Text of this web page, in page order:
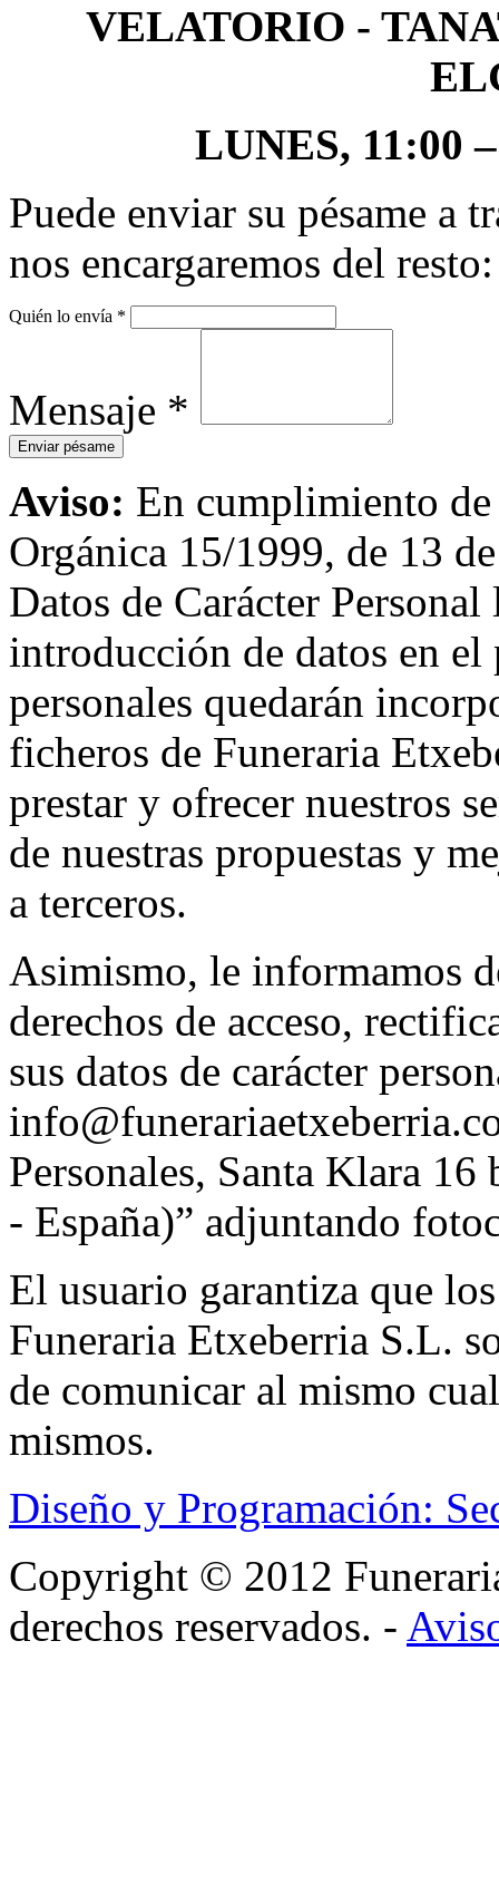
VELATORIO -
LUNES, 11:00
Puede enviar su pésame a
nos encargaremos del resto:
Quién lo envía *
Mensaje *
Aviso: En cumplimiento
Orgánica 15/1999, de 13
Datos de Carácter
introducción de datos en
personales quedarán
ficheros de Funeraria
prestar y ofrecer nuestros
de nuestras propuestas y
a terceros.
Asimismo, le informamos
derechos de acceso,
sus datos de carácter
Personales, Santa Klara
- España)” adjuntando
El usuario garantiza que
Funeraria Etxeberria S.L.
de comunicar al mismo
mismos.
Diseño y Programación:
Copyright © 2012
derechos reservados. -